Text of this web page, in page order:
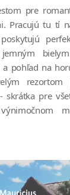
pre
Pracujú tu tí
a pohľad na
rezortom
pre